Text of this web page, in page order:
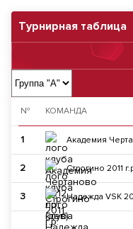
Турнирная таблица
№ КОМАНДА
1 Академия
2 Строгино 2011
3 Надежда VSK